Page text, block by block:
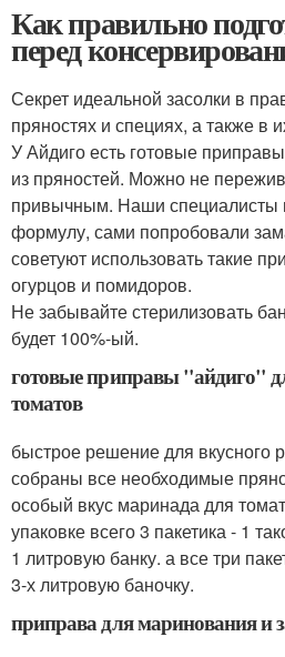
Как правильно
перед
Секрет идеальной засолки в
пряностях и специях, а также в
У Айдиго есть готовые
из пряностей. Можно не
привычным. Наши специалисты
формулу, сами попробовали
советуют использовать такие
огурцов и помидоров.
Не забывайте стерилизовать
будет 100%-ый.
готовые приправы "айдиго"
томатов
быстрое решение для вкусного
собраны все необходимые
особый вкус маринада для
упаковке всего 3 пакетика - 1
1 литровую банку. а все три
3-х литровую баночку.
приправа для маринования и